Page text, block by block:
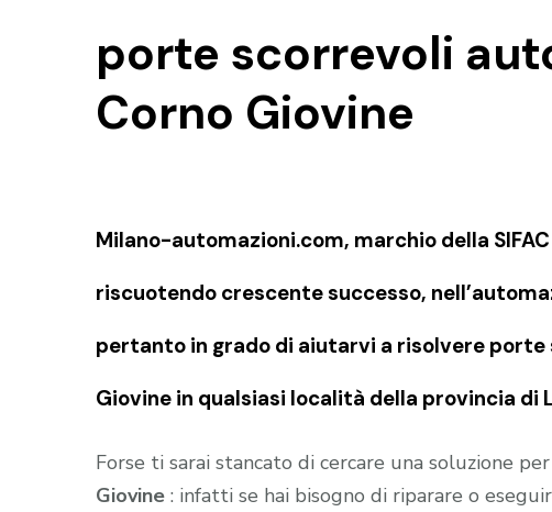
porte scorrevoli
Corno Giovine
Milano-automazioni.com, marchio della
riscuotendo crescente successo,
pertanto in grado di aiutarvi a risolvere
Giovine in qualsiasi località della provincia di
Forse ti sarai stancato di cercare una soluzione per
Giovine : infatti se hai bisogno di riparare o